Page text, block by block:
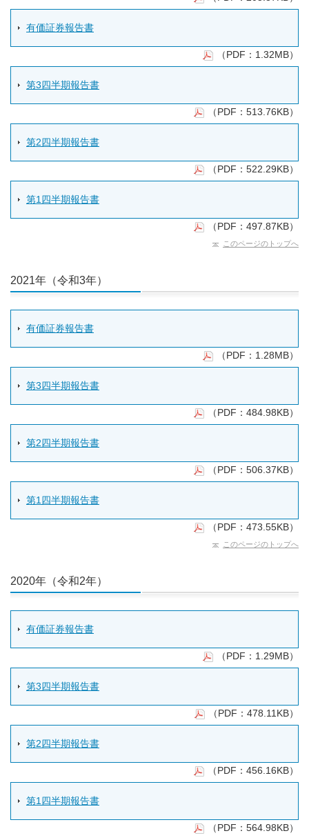
有価証券報告書
（PDF：1.32MB）
第3四半期報告書
（PDF：513.76KB）
第2四半期報告書
（PDF：522.29KB）
第1四半期報告書
（PDF：497.87KB）
このページのトップへ
2021年（令和3年）
有価証券報告書
（PDF：1.28MB）
第3四半期報告書
（PDF：484.98KB）
第2四半期報告書
（PDF：506.37KB）
第1四半期報告書
（PDF：473.55KB）
このページのトップへ
2020年（令和2年）
有価証券報告書
（PDF：1.29MB）
第3四半期報告書
（PDF：478.11KB）
第2四半期報告書
（PDF：456.16KB）
第1四半期報告書
（PDF：564.98KB）